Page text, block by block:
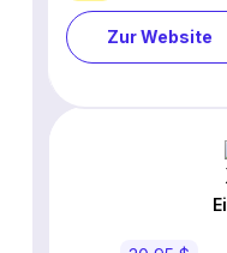
Zur Website